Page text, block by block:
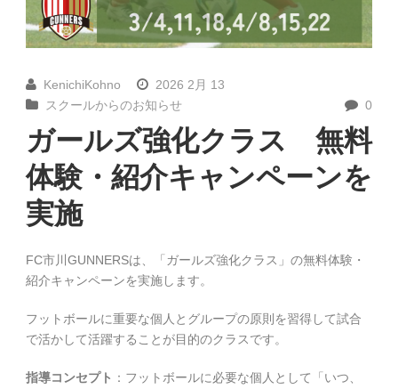
KenichiKohno
2026 2月 13
スクールからのお知らせ
0
ガールズ強化クラス 無料
体験・紹介キャンペーンを
実施
FC市川GUNNERSは、「ガールズ強化クラス」の無料体験・
紹介キャンペーンを実施します。
フットボールに重要な個人とグループの原則を習得して試合
で活かして活躍することが目的のクラスです。
指導コンセプト ：フットボールに必要な個人として「いつ、